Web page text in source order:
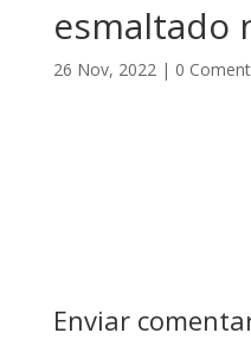
esmaltado
26 Nov, 2022| 0
Enviar